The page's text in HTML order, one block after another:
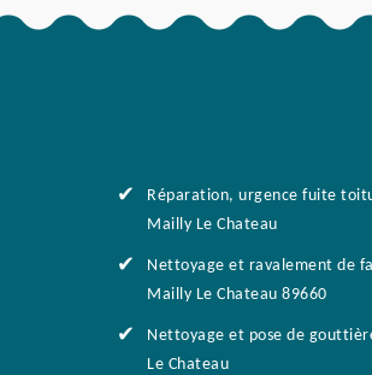
Réparation, urgence fuite
Mailly Le Chateau
Nettoyage et ravalement de
Mailly Le Chateau 89660
Nettoyage et pose de
Le Chateau